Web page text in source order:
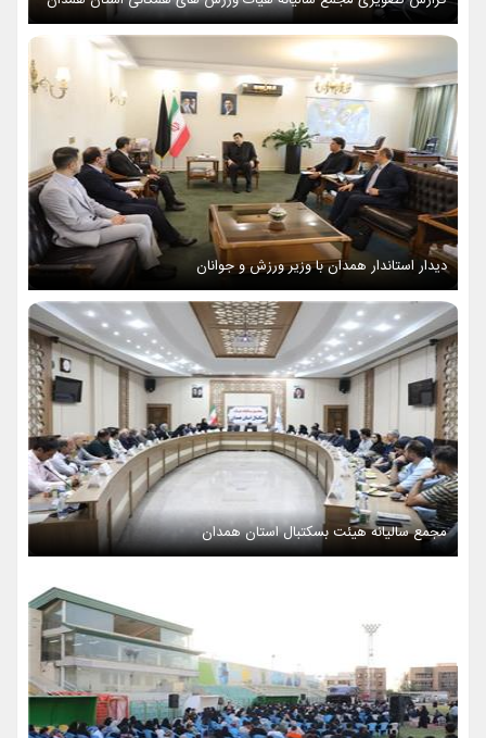
دیدار استاندار همدان با وزیر ورزش و جوانان
مجمع سالیانه هیئت بسکتبال استان همدان